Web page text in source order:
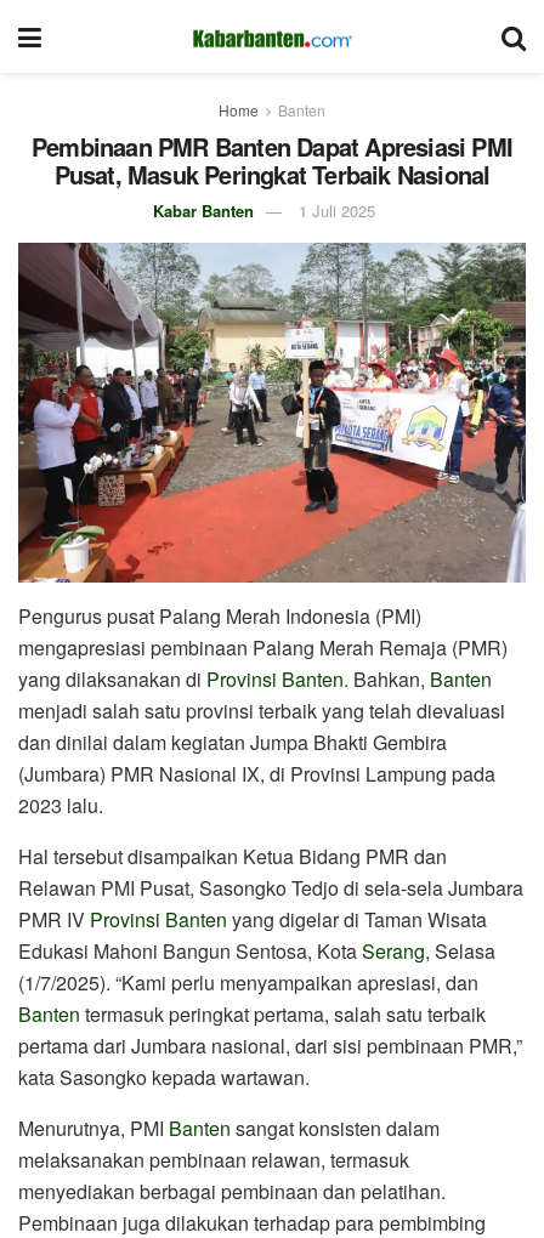
Home Banten
Pembinaan PMR Banten Dapat Apresiasi PMI
Pusat, Masuk Peringkat Terbaik Nasional
Kabar Banten 1 Juli 2025
Pengurus pusat Palang Merah Indonesia (PMI)
mengapresiasi pembinaan Palang Merah Remaja (PMR)
yang dilaksanakan di Provinsi Banten. Bahkan, Banten
menjadi salah satu provinsi terbaik yang telah dievaluasi
dan dinilai dalam kegiatan Jumpa Bhakti Gembira
(Jumbara) PMR Nasional IX, di Provinsi Lampung pada
2023 lalu.
Hal tersebut disampaikan Ketua Bidang PMR dan
Relawan PMI Pusat, Sasongko Tedjo di sela-sela Jumbara
PMR IV Provinsi Banten yang digelar di Taman Wisata
Edukasi Mahoni Bangun Sentosa, KotaSerang, Selasa
(1/7/2025). “Kami perlu menyampaikan apresiasi, dan
Banten termasuk peringkat pertama, salah satu terbaik
pertama dari Jumbara nasional, dari sisi pembinaan PMR,”
kata Sasongko kepada wartawan.
Menurutnya, PMI Banten sangat konsisten dalam
melaksanakan pembinaan relawan, termasuk
menyediakan berbagai pembinaan dan pelatihan.
Pembinaan juga dilakukan terhadap para pembimbing